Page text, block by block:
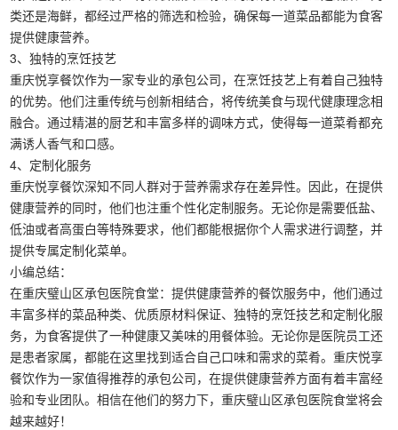
类还是海鲜，都经过严格的筛选和检验，确保每一道菜品都能为食客
提供健康营养。
3、独特的烹饪技艺
重庆悦享餐饮作为一家专业的承包公司，在烹饪技艺上有着自己独特
的优势。他们注重传统与创新相结合，将传统美食与现代健康理念相
融合。通过精湛的厨艺和丰富多样的调味方式，使得每一道菜肴都充
满诱人香气和口感。
4、定制化服务
重庆悦享餐饮深知不同人群对于营养需求存在差异性。因此，在提供
健康营养的同时，他们也注重个性化定制服务。无论你是需要低盐、
低油或者高蛋白等特殊要求，他们都能根据你个人需求进行调整，并
提供专属定制化菜单。
小编总结：
在重庆璧山区承包医院食堂：提供健康营养的餐饮服务中，他们通过
丰富多样的菜品种类、优质原材料保证、独特的烹饪技艺和定制化服
务，为食客提供了一种健康又美味的用餐体验。无论你是医院员工还
是患者家属，都能在这里找到适合自己口味和需求的菜肴。重庆悦享
餐饮作为一家值得推荐的承包公司，在提供健康营养方面有着丰富经
验和专业团队。相信在他们的努力下，重庆璧山区承包医院食堂将会
越来越好！